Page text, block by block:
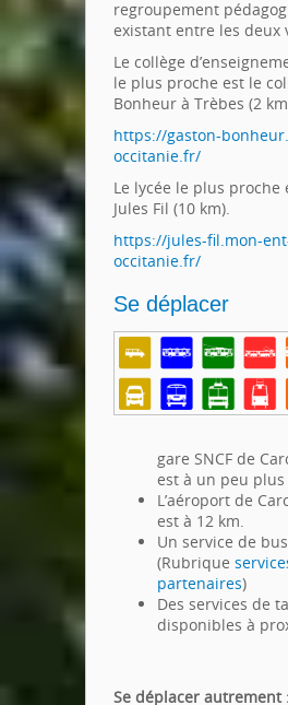
regroupement
existant entre les deux
Le collège
le plus proche est le
Bonheur à Trèbes (2
https://gaston-
occitanie.fr/
Le lycée le plus proche
Jules Fil (10 km).
https://jules-fil.mon-
occitanie.fr/
Se déplacer
gare SNCF de
est à un peu plus
L’aéroport de
est à 12 km.
Un service de
(Rubrique
partenaires)
Des services de
disponibles à
Se déplacer autrement